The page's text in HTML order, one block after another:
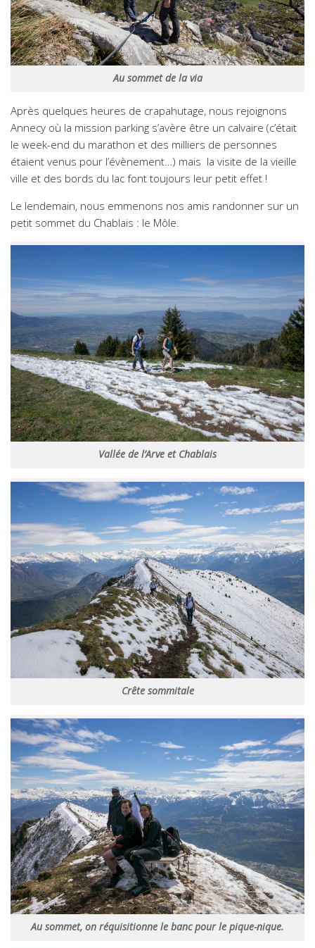
Au sommet de la via
Après quelques heures de crapahutage, nous rejoignons
Annecy où la mission parking s’avère être un calvaire (c’était
le week-end du marathon et des milliers de personnes
étaient venus pour l’évènement…) mais la visite de la vieille
ville et des bords du lac font toujours leur petit effet !
Le lendemain, nous emmenons nos amis randonner sur un
petit sommet du Chablais : le Môle.
Vallée de l’Arve et Chablais
Crête sommitale
Au sommet, on réquisitionne le banc pour le pique-nique.